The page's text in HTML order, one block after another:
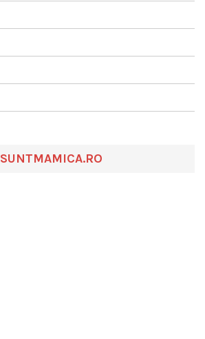
SUNTMAMICA.RO